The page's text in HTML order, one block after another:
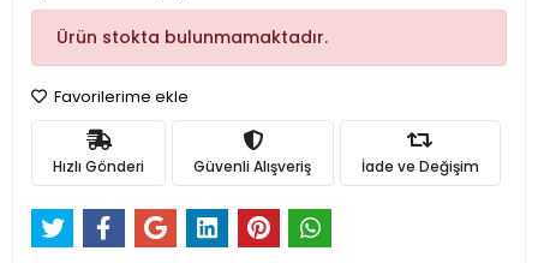
Ürün stokta bulunmamaktadır.
Favorilerime ekle
Hızlı Gönderi Güvenli Alışveriş İade ve Değişim